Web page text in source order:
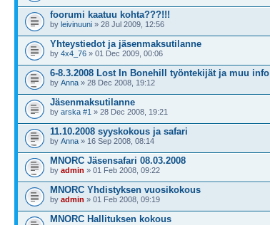
foorumi kaatuu kohta???!!!
by leivinuuni » 28 Jul 2009, 12:56
Yhteystiedot ja jäsenmaksutilanne
by 4x4_76 » 01 Dec 2009, 00:06
6-8.3.2008 Lost In Bonehill työntekijät ja muu info
by Anna » 28 Dec 2008, 19:12
Jäsenmaksutilanne
by arska #1 » 28 Dec 2008, 19:21
11.10.2008 syyskokous ja safari
by Anna » 16 Sep 2008, 08:14
MNORC Jäsensafari 08.03.2008
by admin » 01 Feb 2008, 09:22
MNORC Yhdistyksen vuosikokous
by admin » 01 Feb 2008, 09:19
MNORC Hallituksen kokous